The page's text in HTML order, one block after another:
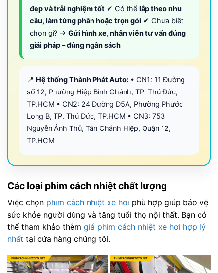
đẹp và trải nghiệm tốt ✔ Có thể lắp theo nhu
cầu, làm từng phần hoặc trọn gói ✔ Chưa biết
chọn gì? → Gửi hình xe, nhân viên tư vấn đúng
giải pháp – đúng ngân sách
📍 Hệ thống Thành Phát Auto: • CN1: 11 Đường
số 12, Phường Hiệp Bình Chánh, TP. Thủ Đức,
TP.HCM • CN2: 24 Đường D5A, Phường Phước
Long B, TP. Thủ Đức, TP.HCM • CN3: 753
Nguyễn Ảnh Thủ, Tân Chánh Hiệp, Quận 12,
TP.HCM
Các loại phim cách nhiệt chất lượng
Việc chọn phim cách nhiệt xe hơi phù hợp giúp bảo vệ
sức khỏe người dùng và tăng tuổi thọ nội thất. Bạn có
thể tham khảo thêm giá phim cách nhiệt xe hơi hợp lý
nhất tại cửa hàng chúng tôi.